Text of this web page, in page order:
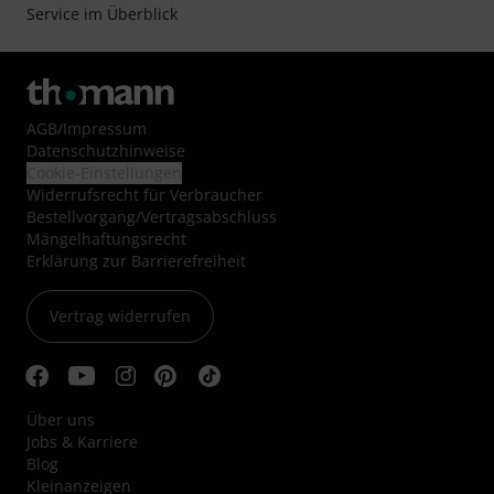
Service im Überblick
AGB/Impressum
Datenschutzhinweise
Widerrufsrecht für Verbraucher
Bestellvorgang/Vertragsabschluss
Mängelhaftungsrecht
Erklärung zur Barrierefreiheit
Vertrag widerrufen
Über uns
Jobs & Karriere
Blog
Kleinanzeigen